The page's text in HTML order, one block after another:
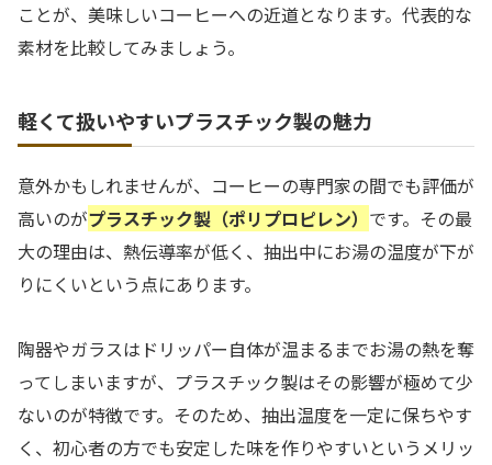
ことが、美味しいコーヒーへの近道となります。代表的な
素材を比較してみましょう。
軽くて扱いやすいプラスチック製の魅力
意外かもしれませんが、コーヒーの専門家の間でも評価が
高いのがプラスチック製（ポリプロピレン） です。その最
大の理由は、熱伝導率が低く、抽出中にお湯の温度が下が
りにくいという点にあります。
陶器やガラスはドリッパー自体が温まるまでお湯の熱を奪
ってしまいますが、プラスチック製はその影響が極めて少
ないのが特徴です。そのため、抽出温度を一定に保ちやす
く、初心者の方でも安定した味を作りやすいというメリッ